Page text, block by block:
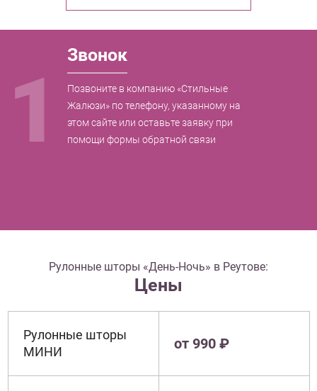
1
Звонок
Позвоните в компанию «Стильные
Жалюзи» по телефону, указанному на
этом сайте или оставьте заявку при
помощи формы обратной связи
Рулонные шторы «День-Ночь» в Реутове:
Цены
Рулонные шторы
МИНИ
от 990 ₽